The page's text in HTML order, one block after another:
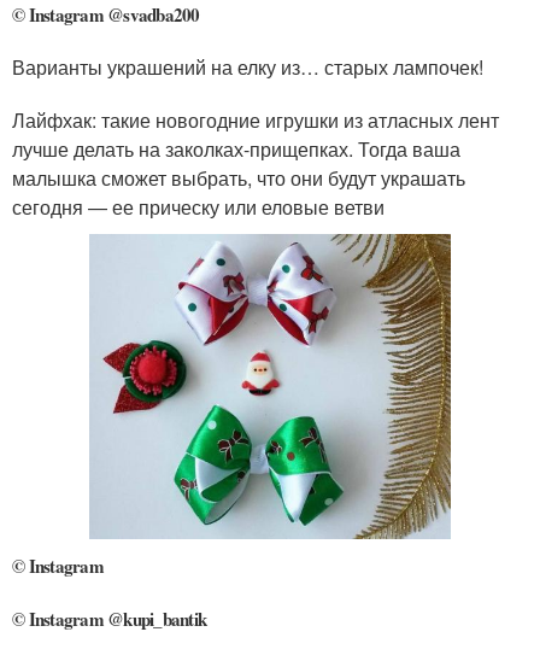
© Instagram @svadba200
Варианты украшений на елку из… старых лампочек!
Лайфхак: такие новогодние игрушки из атласных лент
лучше делать на заколках-прищепках. Тогда ваша
малышка сможет выбрать, что они будут украшать
сегодня — ее прическу или еловые ветви
© Instagram
© Instagram @kupi_bantik